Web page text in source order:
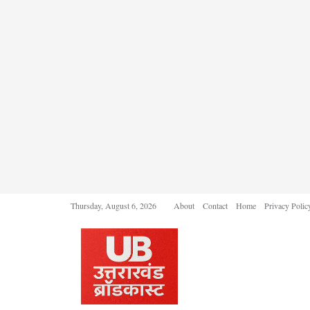
Thursday, August 6, 2026 About Contact Home Privacy